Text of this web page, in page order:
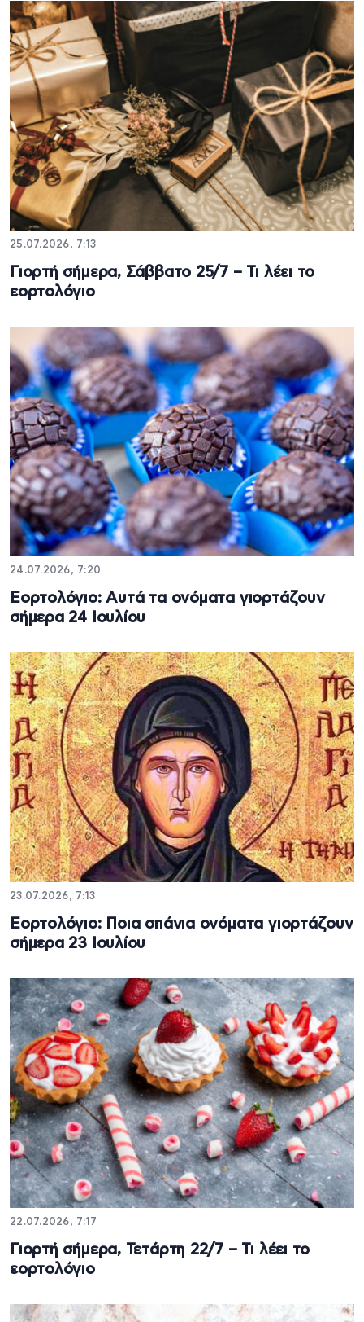
25.07.2026, 7:13
Γιορτή σήμερα, Σάββατο 25/7 – Τι λέει το
εορτολόγιο
24.07.2026, 7:20
Εορτολόγιο: Αυτά τα ονόματα γιορτάζουν
σήμερα 24 Ιουλίου
23.07.2026, 7:13
Εορτολόγιο: Ποια σπάνια ονόματα γιορτάζουν
σήμερα 23 Ιουλίου
22.07.2026, 7:17
Γιορτή σήμερα, Τετάρτη 22/7 – Τι λέει το
εορτολόγιο